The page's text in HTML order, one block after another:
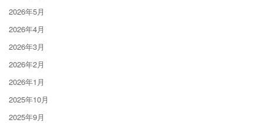
2026年5月
2026年4月
2026年3月
2026年2月
2026年1月
2025年10月
2025年9月